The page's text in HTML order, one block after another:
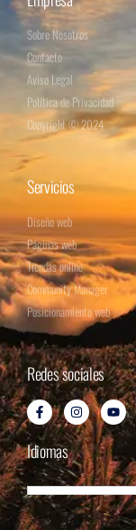
Sobre Nosotros
Contacto
Aviso Legal
Política de Privacidad
Copyright © 2024
Servicios
Diseño web
Páginas web
Tiendas online
Community Manager
Posicionamiento web
Redes sociales
Idiomas